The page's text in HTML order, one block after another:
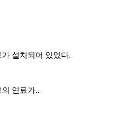
설치되어 있었다.
의 연료가..